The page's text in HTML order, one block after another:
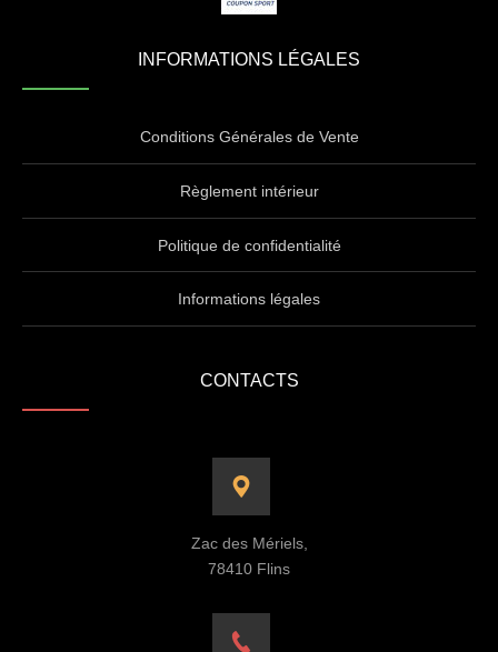
INFORMATIONS LÉGALES
Conditions Générales de Vente
Règlement intérieur
Politique de confidentialité
Informations légales
CONTACTS
Zac des Mériels,
78410 Flins